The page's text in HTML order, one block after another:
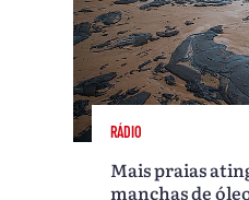
RÁDIO
Mais praias
manchas de